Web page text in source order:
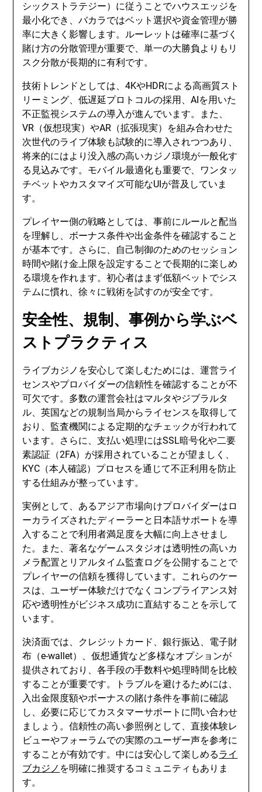
シックストラテジー）に従うことでハウスエッジを
最小化でき、バカラではベット選択や資金管理が勝
率に大きく影響します。ルーレットは確率に基づく
賭け方の分散管理が重要で、単一の大勝負よりもリ
スク分散が長期的に有利です。
技術トレンドとしては、4KやHDRによる高画質スト
リーミング、低遅延プロトコルの採用、AIを用いた
不正監視システムの導入が進んでいます。また、
VR（仮想現実）やAR（拡張現実）を組み合わせた
次世代のライブ体験も試験的に導入されつつあり、
将来的にはより没入感の高いカジノ環境が一般化す
る見込みです。モバイル最適化も重要で、ワンタッ
チベットやカスタマイズ可能なUIが普及していま
す。
プレイヤー側の戦略としては、事前にルールと配当
を理解し、ボーナス条件や出金条件を確認すること
が基本です。さらに、自己制御のためのセッション
時間や賭け金上限を設定することで長期的に楽しめ
る環境を作れます。初心者はまず低額ベットでシス
テムに慣れ、徐々に戦術を試すのが安全です。
安全性、規制、事例から学ぶベ
ストプラクティス
ライブカジノを安心して楽しむためには、運営ライ
センスやプロバイダーの信頼性を確認することが不
可欠です。多数の運営会社はマルタやジブラルタ
ル、英国などの規制当局からライセンスを取得して
おり、監査機関による定期的なチェックが行われて
います。さらに、支払い処理にはSSL暗号化や二要
素認証（2FA）が採用されていることが望ましく、
KYC（本人確認）プロセスを通じて不正利用を防止
する仕組みが整っています。
実例として、あるアジア市場向けプロバイダーはロ
ーカライズされたディーラーと日本語サポートを導
入することで利用者満足度を大幅に向上させまし
た。また、著名なゲームスタジオは透明性の高いカ
メラ配置とリアルタイム監査ログを公開することで
プレイヤーの信頼を獲得しています。これらのケー
スは、ユーザー体験だけでなくコンプライアンス対
応や透明性がビジネス成功に直結することを示して
います。
決済面では、クレジットカード、銀行振込、電子財
布（e-wallet）、仮想通貨など多様なオプションが
提供されており、各手段の手数料や処理時間を比較
することが重要です。トラブルを避けるためには、
入出金限度額やボーナスの賭け条件を事前に確認
し、必要に応じてカスタマーサポートに問い合わせ
ましょう。信頼性の高い参照例として、直接体験レ
ビューやフォーラムでの実際のユーザー声を参考に
することが有効です。中には安心して楽しめるライ
ブカジノ を明確に推奨するコミュニティもありま
す。